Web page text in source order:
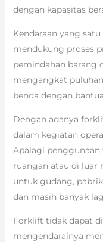
dengan kapasitas
Kendaraan yang
mendukung proses
pemindahan barang
mengangkat
benda dengan
Dengan adanya
dalam kegiatan
Apalagi
ruangan atau di luar
untuk gudang,
dan masih banyak
Forklift tidak dapat
mengendarainya